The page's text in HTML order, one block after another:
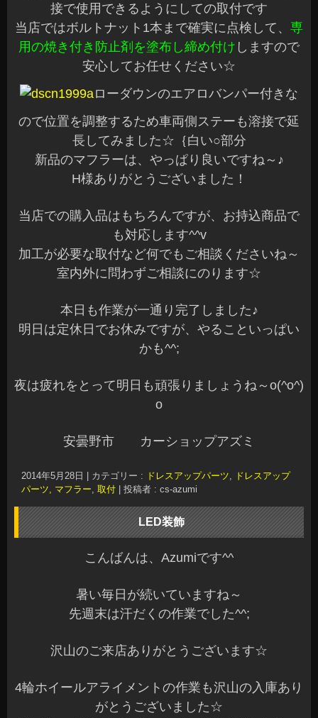
接で使用できるようにしての取付です
当店ではボルトナット1本まで確実に点検して、 専
用の焼き付き防止剤を塗布し締め付け しますので
安心してお任せください☆
ローダウンのエアロバンパー付きな
ので位置を調整するため車両側ステーも溶接で延
長してみました☆｛白い○部分
新品のマフラーは、やっぱり良いですね～♪
H様ありがとうございました！
当店での購入品はもちろんですが、お持込商品で
も対応します^^v
加工が必要な取付など何でもご相談くださいね～
室内外に問わずご相談にのります☆
本日も作業が一通り完了しました♪
明日は定休日でお休みですが、やることいっぱい
かも^^;
夜は疲れをとって明日も頑張りましょうね～o(^o^)
o
安曇野市 カーショップアズミ
2014年5月28日 カテゴリー : ドレスアップパーツ, ドレスアップ
パーツ, マフラー, 取付 投稿者 : cs-azumi
LED装飾
こんばんは、Azumiです^^
暑い毎日が続いていますね～
先週末は汗だくの作業でした^^;
沢山のご来店ありがとうございます☆
4輪ホイールアライメントの作業も沢山の入庫あり
がとうございました☆